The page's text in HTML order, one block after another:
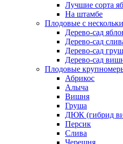
Лучшие сорта
На штамбе
Плодовые с
Дерево-сад
Дерево-сад
Дерево-сад
Дерево-сад
Плодовые
Абрикос
Алыча
Вишня
Груша
ДЮК (гибрид
Персик
Слива
Черешня